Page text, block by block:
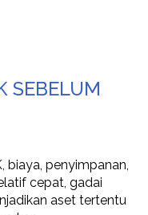
SEBELUM
biaya, penyimpanan,
cepat, gadai
aset tertentu